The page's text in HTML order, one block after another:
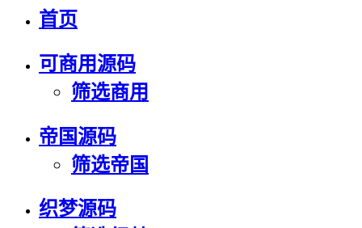
首页
可商用源码
筛选商用
帝国源码
筛选帝国
织梦源码